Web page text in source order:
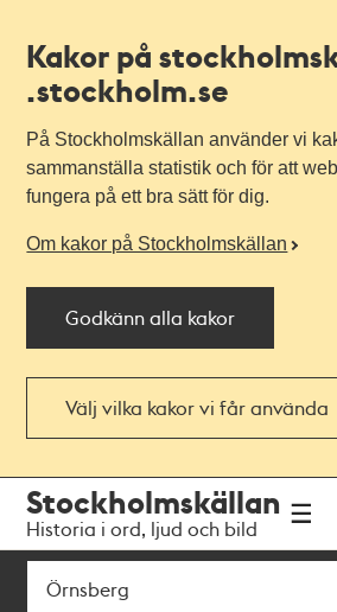
Kakor på
.stockholm.se
På Stockholmskällan använder vi
sammanställa statistik och för att
fungera på ett bra sätt för dig.
Om kakor på Stockholmskällan
Godkänn alla kakor
Välj vilka kakor vi får använda
navigationen
huvudinnehållet
Stockholmskällan
Historia i ord, ljud och bild
Sök